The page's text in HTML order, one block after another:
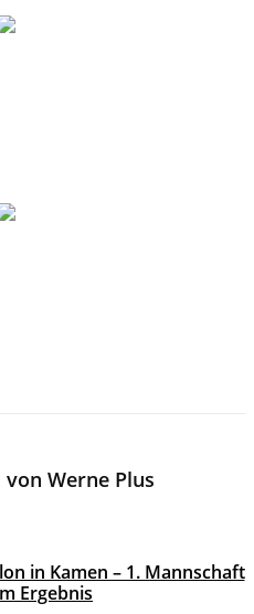
Werne Plus
in Kamen – 1. Mannschaft
Ergebnis